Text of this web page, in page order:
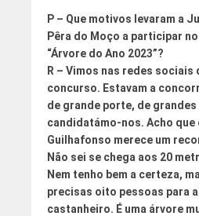
P – Que motivos levaram a
Pêra do Moço a participar
“Árvore do Ano 2023”?
R – Vimos nas redes sociais
concurso. Estavam a
de grande porte, de
candidatámo-nos. Acho
Guilhafonso merece um
Não sei se chega aos 20
Nem tenho bem a certeza,
precisas oito pessoas para
castanheiro. É uma árvore